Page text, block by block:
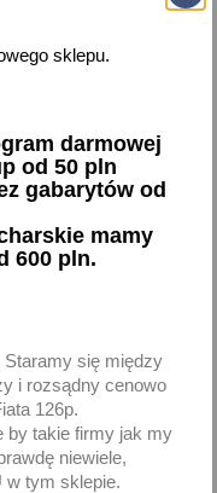
m2
zł brutto
Dodaj
sklepu.
darmowej
od 50 pln
gabarytów od
mamy
600 pln.
Staramy się między
i rozsądny cenowo
126p.
by takie firmy jak my
niewiele,
w tym sklepie.